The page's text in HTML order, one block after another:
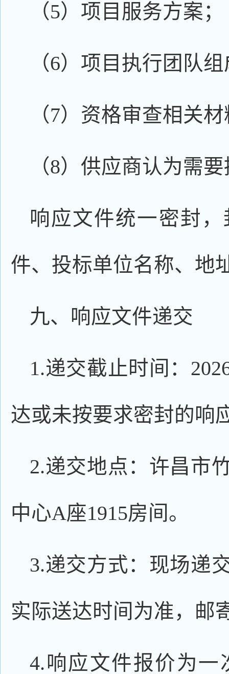
（5）项目服务方案；
（6）项目执行团队
（7）资格审查相关
（8）供应商认为需
响应文件统一密封
件、投标单位名称、地
九、响应文件递交
1.递交截止时间：
达或未按要求密封的响
2.递交地点：许昌市
中心A座1915房间。
3.递交方式：现场递
实际送达时间为准，邮
4.响应文件报价为